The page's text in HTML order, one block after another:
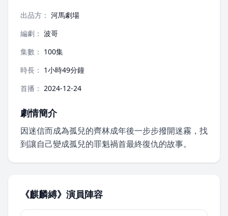
出品方： 河馬劇場
編劇： 波哥
集數： 100集
時長： 1小時49分鐘
首播： 2024-12-24
劇情簡介
因迷信而成為孤兒的齊林成年後一步步撥開迷霧，找
到讓自己變成孤兒的罪魁禍首最終復仇的故事。
《麒麟縛》演員陣容